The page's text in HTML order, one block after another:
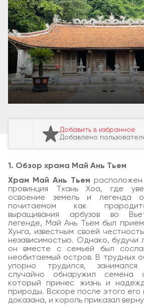
Добавить в избранное
Добавлено
1. Обзор храма Май Ань Тьем
Храм Май Ань Тьем
провинция Тхань Хоа, где
освоение земель и легенда
почитаемом как
выращивания арбузов во
легенде, Май Ань Тьем был
Хунга, известным своей
независимостью. Однако, будучи
он вместе с семьей был
необитаемый остров. В трудных
упорно трудился,
случайно обнаружил семена
который принес жизнь и
природы. Вскоре после этого его
доказана, и король приказал